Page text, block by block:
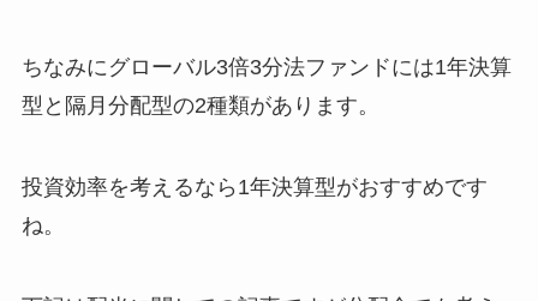
ちなみにグローバル3倍3分法ファンドには1年決算
型と隔月分配型の2種類があります。
投資効率を考えるなら1年決算型がおすすめです
ね。